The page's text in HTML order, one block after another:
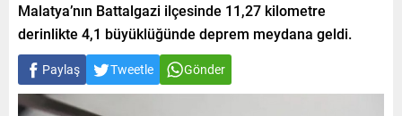
Malatya’nın Battalgazi ilçesinde 11,27 kilometre
derinlikte 4,1 büyüklüğünde deprem meydana geldi.
Paylaş Tweetle Gönder